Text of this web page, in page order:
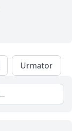
Urmator